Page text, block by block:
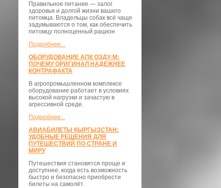
Правильное питание — залог
здоровья и долгой жизни вашего
питомца. Владельцы собак всё чаще
задумываются о том, как обеспечить
питомцу полноценный рацион
Подробнее...
ОБОРУДОВАНИЕ АПК ОЗДУ-М:
ПОЧЕМУ ОРИГИНАЛ НАДЕЖНЕЕ
КОНТРАФАКТА
В агропромышленном комплексе
оборудование работает в условиях
высокой нагрузки и зачастую в
агрессивной среде.
Подробнее...
АВИАБИЛЕТЫ КЫРГЫЗСТАН:
УДОБНЫЕ РЕШЕНИЯ ДЛЯ
ПУТЕШЕСТВИЙ ПО СТРАНЕ И
МИРУ
Путешествия становятся проще и
доступнее, когда есть возможность
быстро и безопасно приобрести
билеты на самолёт.